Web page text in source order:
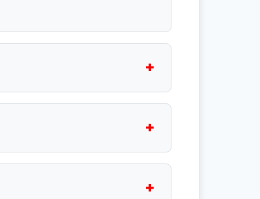
+
+
+